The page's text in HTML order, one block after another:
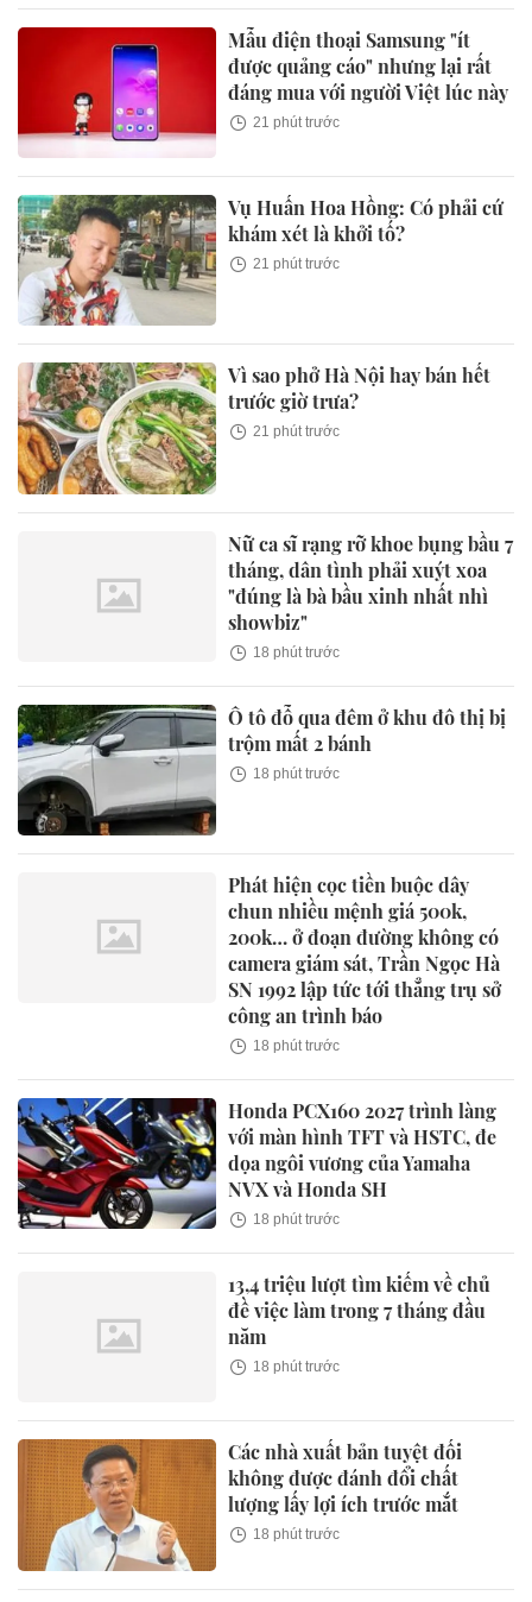
Mẫu điện thoại Samsung "ít
được quảng cáo" nhưng lại rất
đáng mua với người Việt lúc này
21 phút trước
Vụ Huấn Hoa Hồng: Có phải cứ
khám xét là khởi tố?
21 phút trước
Vì sao phở Hà Nội hay bán hết
trước giờ trưa?
21 phút trước
Nữ ca sĩ rạng rỡ khoe bụng bầu 7
tháng, dân tình phải xuýt xoa
"đúng là bà bầu xinh nhất nhì
showbiz"
18 phút trước
Ô tô đỗ qua đêm ở khu đô thị bị
trộm mất 2 bánh
18 phút trước
Phát hiện cọc tiền buộc dây
chun nhiều mệnh giá 500k,
200k… ở đoạn đường không có
camera giám sát, Trần Ngọc Hà
SN 1992 lập tức tới thẳng trụ sở
công an trình báo
18 phút trước
Honda PCX160 2027 trình làng
với màn hình TFT và HSTC, đe
dọa ngôi vương của Yamaha
NVX và Honda SH
18 phút trước
13,4 triệu lượt tìm kiếm về chủ
đề việc làm trong 7 tháng đầu
năm
18 phút trước
Các nhà xuất bản tuyệt đối
không được đánh đổi chất
lượng lấy lợi ích trước mắt
18 phút trước